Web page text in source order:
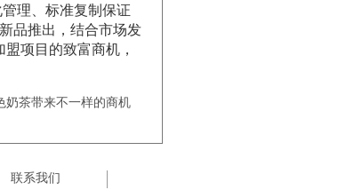
理、标准复制保证
品推出，结合市场发
项目的致富商机，
奶茶带来不一样的商机
联系我们